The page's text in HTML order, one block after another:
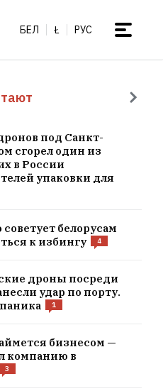
БЕЛ Ł РУС
под Санкт-
сгорел один из
в России
упаковки для
белорусам
к избингу
4
дроны посреди
удар по порту.
1
бизнесом —
компанию в
3